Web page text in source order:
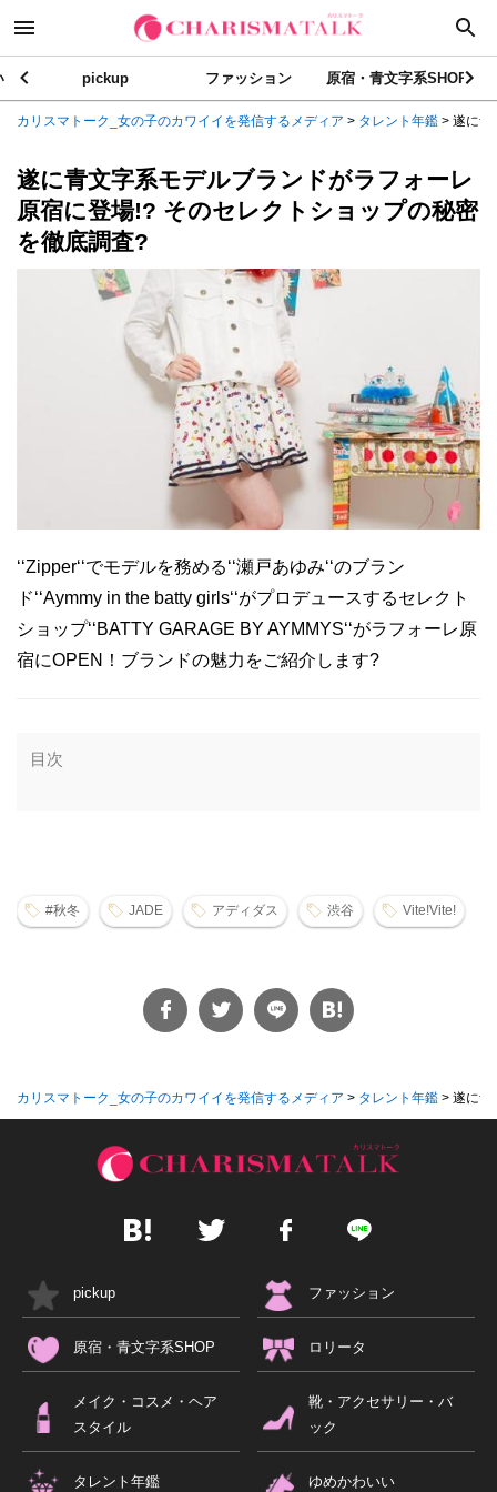
pickup ファッション 原宿・青文字系SHOP
カリスマトーク_女の子のカワイイを発信するメディア > タレント年鑑 > 遂に青
遂に青文字系モデルブランドがラフォーレ
原宿に登場!? そのセレクトショップの秘密
を徹底調査?
‘‘Zipper‘‘でモデルを務める‘‘瀬戸あゆみ‘‘のブラン
ド‘‘Aymmy in the batty girls‘‘がプロデュースするセレクト
ショップ‘‘BATTY GARAGE BY AYMMYS‘‘がラフォーレ原
宿にOPEN！ブランドの魅力をご紹介します?
目次
#秋冬 JADE アディダス 渋谷 Vite!Vite!
カリスマトーク_女の子のカワイイを発信するメディア > タレント年鑑 > 遂に青
pickup ファッション
原宿・青文字系SHOP ロリータ
メイク・コスメ・ヘア
スタイル
靴・アクセサリー・バ
ック
タレント年鑑 ゆめかわいい